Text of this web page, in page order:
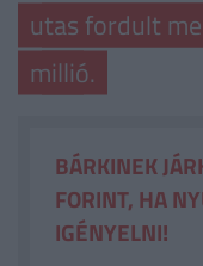
utas fordult
millió.
BÁRKINEK
FORINT, HA
IGÉNYELNI!